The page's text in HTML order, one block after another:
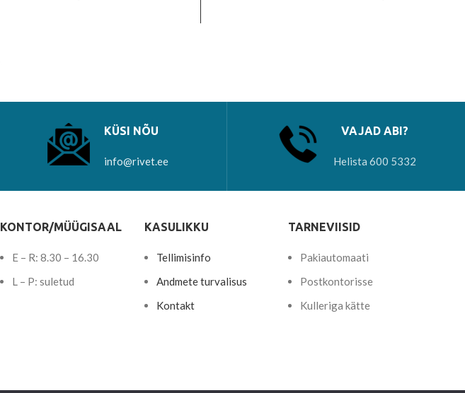
KÜSI NÕU
info@rivet.ee
VAJAD ABI?
Helista 600 5332
KONTOR/MÜÜGISAAL
E – R: 8.30 – 16.30
L – P: suletud
KASULIKKU
Tellimisinfo
Andmete turvalisus
Kontakt
TARNEVIISID
Pakiautomaati
Postkontorisse
Kulleriga kätte